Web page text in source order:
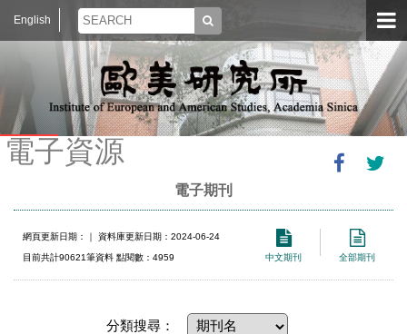
English
電子資源
電子期刊
中文期刊 全部期刊
網頁更新日期： ｜ 資料庫更新日期：2024-06-24
目前共計90621筆資料 點閱數：4959
分類搜尋：